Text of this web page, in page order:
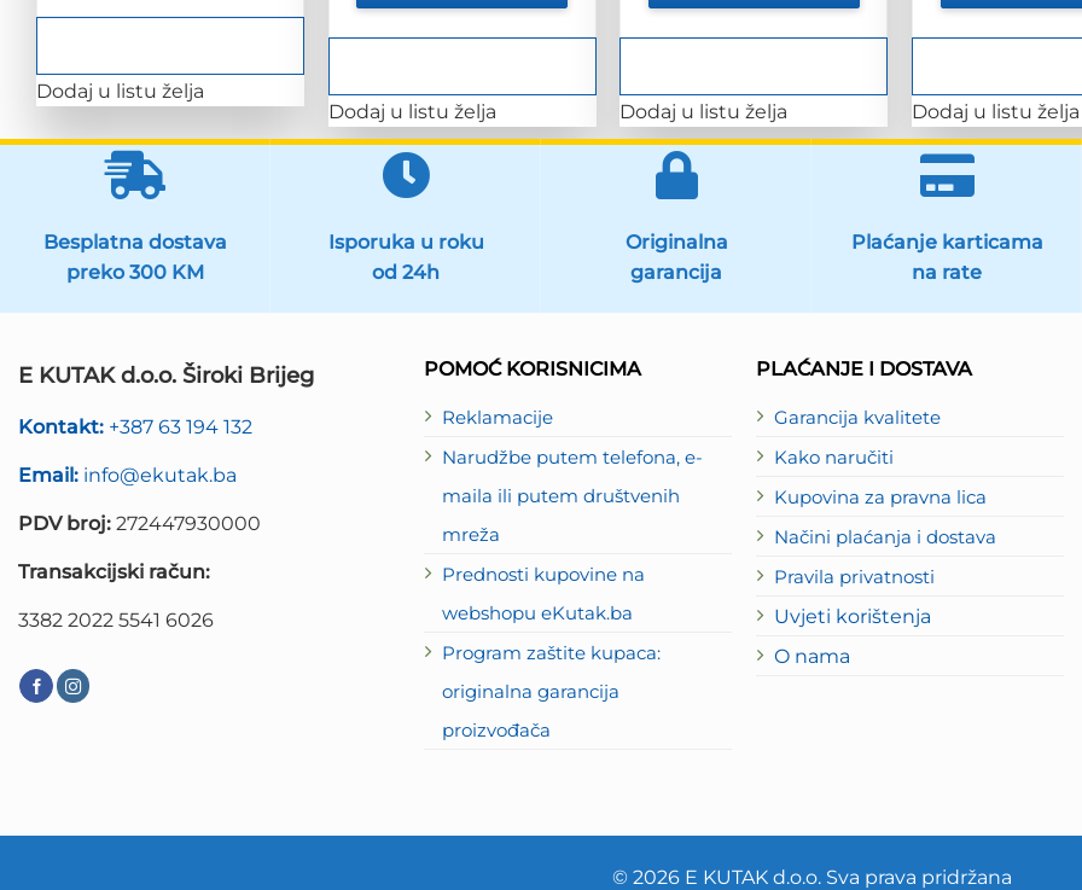
Dodaj u listu želja
Dodaj u listu želja Dodaj u listu želja Dodaj u listu želja
Besplatna dostava
preko 300 KM
Isporuka u roku
od 24h
Originalna
garancija
Plaćanje karticama
na rate
E KUTAK d.o.o. Široki Brijeg
Kontakt: +387 63 194 132
Email: info@ekutak.ba
PDV broj: 272447930000
Transakcijski račun:
3382 2022 5541 6026
POMOĆ KORISNICIMA
Reklamacije
Narudžbe putem telefona, e-
maila ili putem društvenih
mreža
Prednosti kupovine na
webshopu eKutak.ba
Program zaštite kupaca:
originalna garancija
proizvođača
PLAĆANJE I DOSTAVA
Garancija kvalitete
Kako naručiti
Kupovina za pravna lica
Načini plaćanja i dostava
Pravila privatnosti
Uvjeti korištenja
O nama
© 2026 E KUTAK d.o.o. Sva prava pridržana